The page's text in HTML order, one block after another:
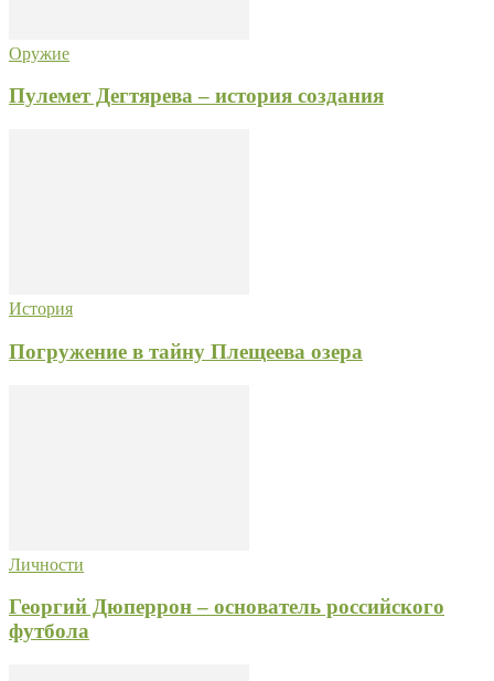
Оружие
Пулемет Дегтярева – история создания
История
Погружение в тайну Плещеева озера
Личности
Георгий Дюперрон – основатель российского
футбола